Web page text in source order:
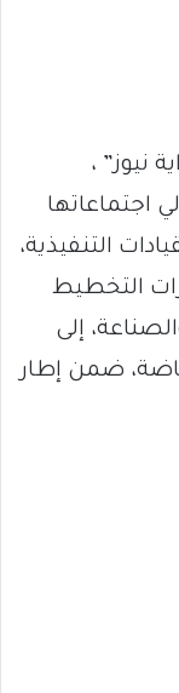
نيوز” ،
اجتماعاتها
التنفيذية،
التخطيط
إلى
ضمن إطار